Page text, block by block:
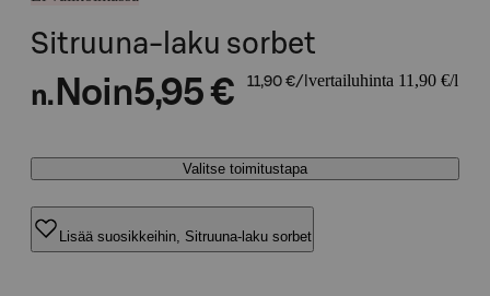
Sitruuna-laku sorbet
n. Noin5,95 € 11,90 €/l vertailuhinta 11,90 €/l
Valitse toimitustapa
Lisää suosikkeihin, Sitruuna-laku sorbet